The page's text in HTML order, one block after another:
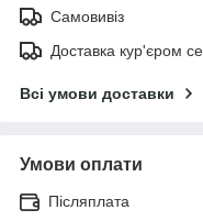
Самовивіз
Доставка кур'єром
Всі умови доставки
Умови оплати
Післяплата